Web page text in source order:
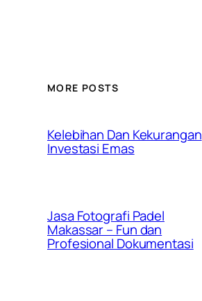
MORE POSTS
Kelebihan Dan Kekurangan
Investasi Emas
Jasa Fotografi Padel
Makassar – Fun dan
Profesional Dokumentasi